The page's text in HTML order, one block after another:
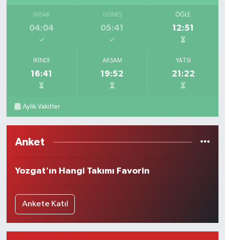
İMSAK
04:04
GÜNEŞ
05:41
ÖĞLE
12:51
İKINDI
16:41
AKŞAM
19:52
YATSI
21:22
Aylık Vakitler
Anket
Yozgat'ın Hangi Takımı Favorin
Ankete Katıl